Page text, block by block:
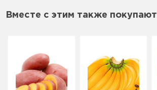
Вместе с этим также покупают